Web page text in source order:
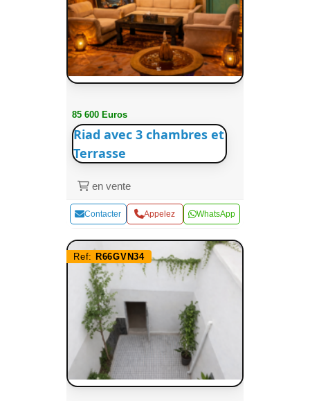
85 600 Euros
Riad avec 3 chambres et
Terrasse
en vente
Contacter Appelez WhatsApp
Ref: R66GVN34